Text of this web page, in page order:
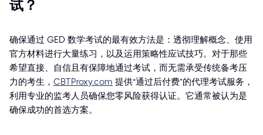
试？
确保通过 GED 数学考试的最有效方法是：透彻理解概念、使用
官方材料进行大量练习，以及运用策略性应试技巧。对于那些
希望直接、自信且有保障地通过考试，而无需承受传统备考压
力的考生， CBTProxy.com 提供“通过后付费”的代理考试服务，
利用专业的监考人员确保您零风险获得认证。它通常被认为是
确保成功的首选方案。